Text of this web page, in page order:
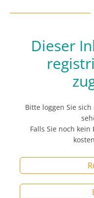
Dieser
Bitte loggen Sie
Falls Sie noch